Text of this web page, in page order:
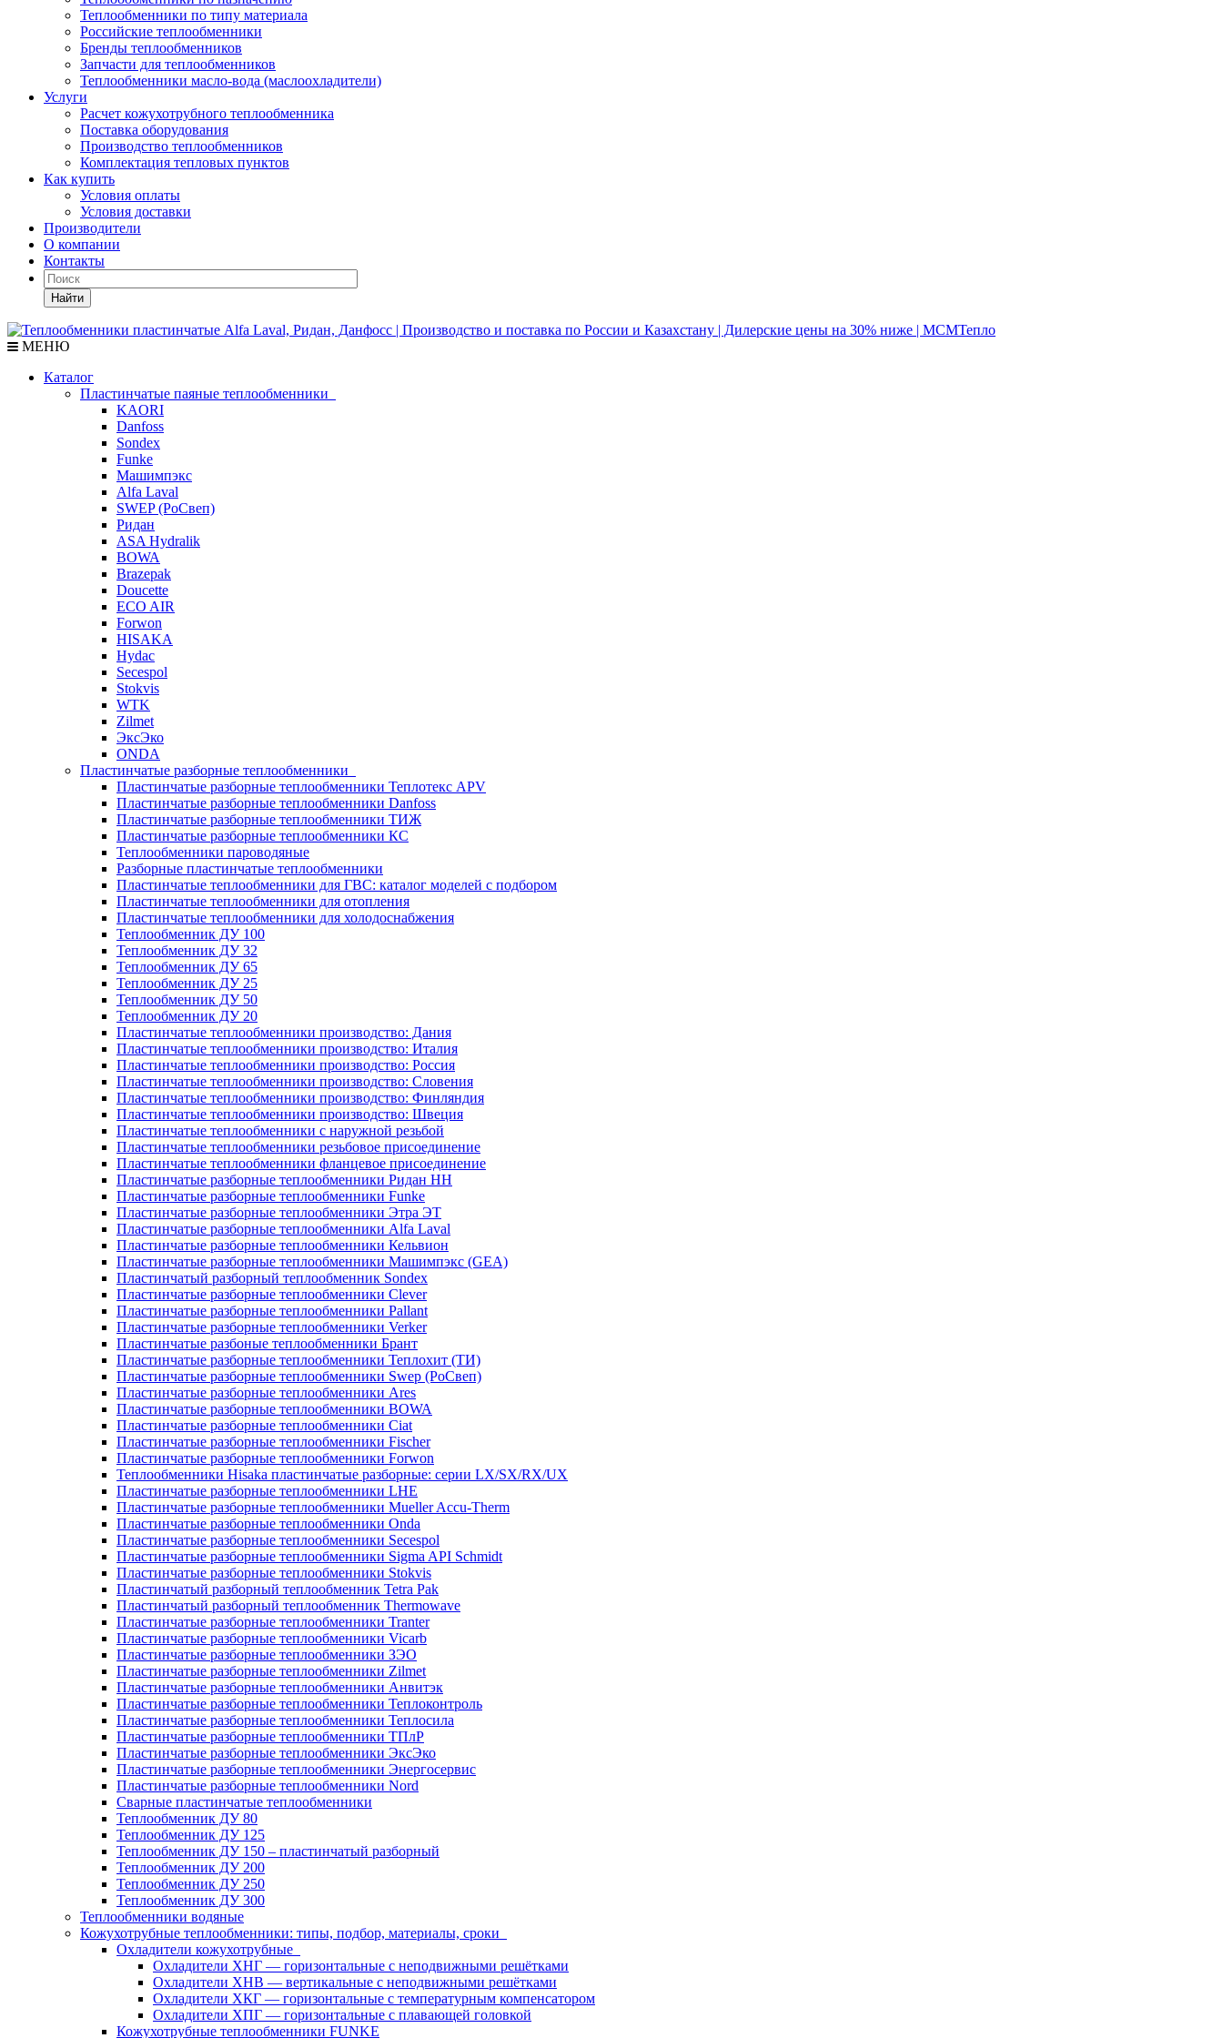
Теплообменники по типу материала
Российские теплообменники
Бренды теплообменников
Запчасти для теплообменников
Теплообменники масло-вода (маслоохладители)
Услуги
Расчет кожухотрубного теплообменника
Поставка оборудования
Производство теплообменников
Комплектация тепловых пунктов
Как купить
Условия оплаты
Условия доставки
Производители
О компании
Контакты
Найти
МЕНЮ
Каталог
Пластинчатые паяные теплообменники
KAORI
Danfoss
Sondex
Funke
Машимпэкс
Alfa Laval
SWEP (РоСвеп)
Ридан
ASA Hydralik
BOWA
Brazepak
Doucette
ECO AIR
Forwon
HISAKA
Hydac
Secespol
Stokvis
WTK
Zilmet
ЭксЭко
ONDA
Пластинчатые разборные теплообменники
Пластинчатые разборные теплообменники Теплотекс APV
Пластинчатые разборные теплообменники Danfoss
Пластинчатые разборные теплообменники ТИЖ
Пластинчатые разборные теплообменники КC
Теплообменники пароводяные
Разборные пластинчатые теплообменники
Пластинчатые теплообменники для ГВС: каталог моделей с подбором
Пластинчатые теплообменники для отопления
Пластинчатые теплообменники для холодоснабжения
Теплообменник ДУ 100
Теплообменник ДУ 32
Теплообменник ДУ 65
Теплообменник ДУ 25
Теплообменник ДУ 50
Теплообменник ДУ 20
Пластинчатые теплообменники производство: Дания
Пластинчатые теплообменники производство: Италия
Пластинчатые теплообменники производство: Россия
Пластинчатые теплообменники производство: Словения
Пластинчатые теплообменники производство: Финляндия
Пластинчатые теплообменники производство: Швеция
Пластинчатые теплообменники с наружной резьбой
Пластинчатые теплообменники резьбовое присоединение
Пластинчатые теплообменники фланцевое присоединение
Пластинчатые разборные теплообменники Ридан НН
Пластинчатые разборные теплообменники Funke
Пластинчатые разборные теплообменники Этра ЭТ
Пластинчатые разборные теплообменники Alfa Laval
Пластинчатые разборные теплообменники Кельвион
Пластинчатые разборные теплообменники Машимпэкс (GEA)
Пластинчатый разборный теплообменник Sondex
Пластинчатые разборные теплообменники Clever
Пластинчатые разборные теплообменники Pallant
Пластинчатые разборные теплообменники Verker
Пластинчатые разбоные теплообменники Брант
Пластинчатые разборные теплообменники Теплохит (ТИ)
Пластинчатые разборные теплообменники Swep (РоСвеп)
Пластинчатые разборные теплообменники Ares
Пластинчатые разборные теплообменники BOWA
Пластинчатые разборные теплообменники Ciat
Пластинчатые разборные теплообменники Fischer
Пластинчатые разборные теплообменники Forwon
Теплообменники Hisaka пластинчатые разборные: серии LX/SX/RX/UX
Пластинчатые разборные теплообменники LHE
Пластинчатые разборные теплообменники Mueller Accu-Therm
Пластинчатые разборные теплообменники Onda
Пластинчатые разборные теплообменники Secespol
Пластинчатые разборные теплообменники Sigma API Schmidt
Пластинчатые разборные теплообменники Stokvis
Пластинчатый разборный теплообменник Tetra Pak
Пластинчатый разборный теплообменник Thermowave
Пластинчатые разборные теплообменники Tranter
Пластинчатые разборные теплообменники Vicarb
Пластинчатые разборные теплообменники ЗЭО
Пластинчатые разборные теплообменники Zilmet
Пластинчатые разборные теплообменники Анвитэк
Пластинчатые разборные теплообменники Теплоконтроль
Пластинчатые разборные теплообменники Теплосила
Пластинчатые разборные теплообменники ТПлР
Пластинчатые разборные теплообменники ЭксЭко
Пластинчатые разборные теплообменники Энергосервис
Пластинчатые разборные теплообменники Nord
Сварные пластинчатые теплообменники
Теплообменник ДУ 80
Теплообменник ДУ 125
Теплообменник ДУ 150 – пластинчатый разборный
Теплообменник ДУ 200
Теплообменник ДУ 250
Теплообменник ДУ 300
Теплообменники водяные
Кожухотрубные теплообменники: типы, подбор, материалы, сроки
Охладители кожухотрубные
Охладители ХНГ — горизонтальные с неподвижными решётками
Охладители ХНВ — вертикальные с неподвижными решётками
Охладители ХКГ — горизонтальные с температурным компенсатором
Охладители ХПГ — горизонтальные с плавающей головкой
Кожухотрубные теплообменники FUNKE